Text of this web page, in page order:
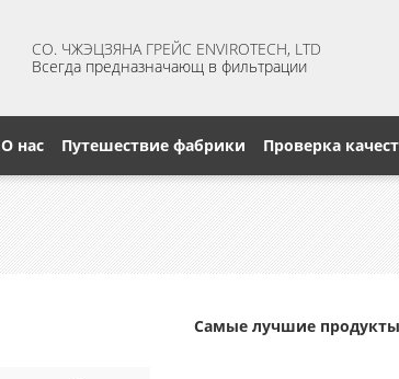
CO. ЧЖЭЦЗЯНА ГРЕЙС ENVIROTECH, LTD
Всегда предназначающ в фильтрации
О нас Путешествие фабрики Проверка
Самые лучшие продукты